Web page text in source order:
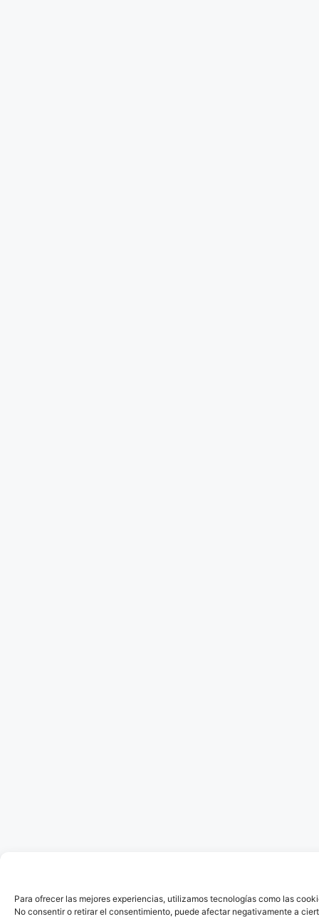
Para ofrecer las mejores experiencias, utilizamos tecnologías como las
No consentir o retirar el consentimiento, puede afectar negativamente a